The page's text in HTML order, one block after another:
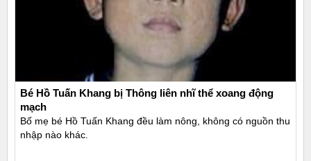
Bé Hồ Tuấn Khang bị Thông liên nhĩ thể xoang động
mạch
Bố mẹ bé Hồ Tuấn Khang đều làm nông, không có nguồn thu
nhập nào khác.